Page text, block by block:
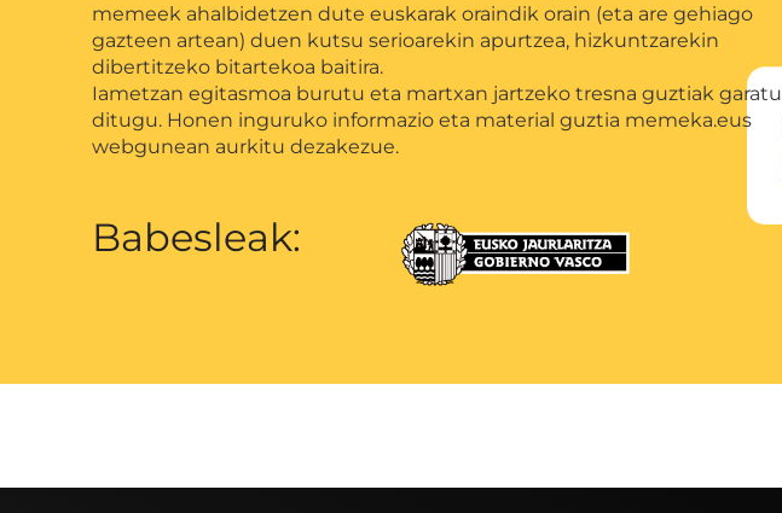
memeek ahalbidetzen dute euskarak oraindik orain (eta are gehiago
gazteen artean) duen kutsu serioarekin apurtzea, hizkuntzarekin
dibertitzeko bitartekoa baitira.
Iametzan egitasmoa burutu eta martxan jartzeko tresna guztiak garatu
ditugu. Honen inguruko informazio eta material guztia memeka.eus
webgunean aurkitu dezakezue.
Babesleak: